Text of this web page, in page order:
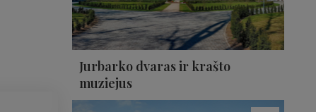
Jurbarko dvaras ir krašto
muziejus